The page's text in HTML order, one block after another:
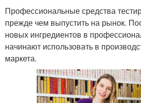
Профессиональные средства
прежде чем выпустить на рынок.
новых ингредиентов в
начинают использовать в
маркета.